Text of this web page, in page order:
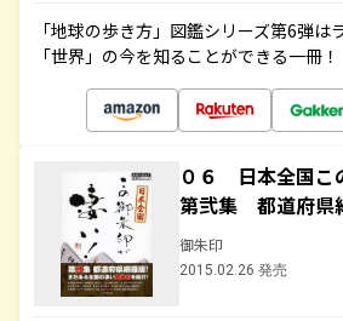
「地球の歩き方」図鑑シリーズ第6弾は
「世界」の今を知ることができる一冊！
０６ 日本全国こ
第弐集 都道府県
御朱印
2015.02.26 発売